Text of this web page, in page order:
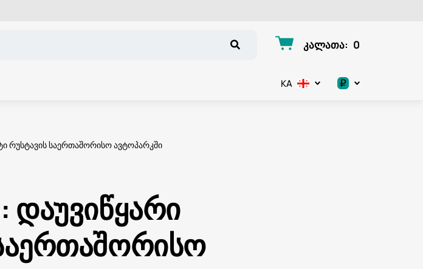
კალათა: 0
KA ₽
რუსტავის საერთაშორისო ავტოპარკში
დაუვიწყარი